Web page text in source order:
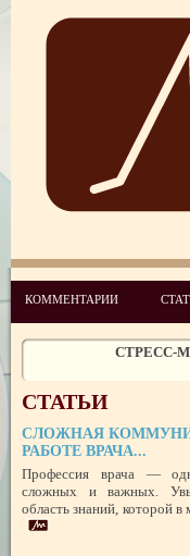
КОММЕНТАРИИ
ПЕРЕГОРЕЛО,
УСПЕШНЫЙ ДЕБЮТ
ЦЕЛЕПОЛАГАНИЕ,
ЧЕГО
СТРЕСС-
ЗАЩИТА РЕПУТАЦИИ
ПРАВОВОЙ СТАТУС
РОЛЬ
СТАТЬИ
СЛОЖНАЯ
РАБОТЕ ВРАЧА...
Профессия врача —
сложных и важных.
область знаний, которой в